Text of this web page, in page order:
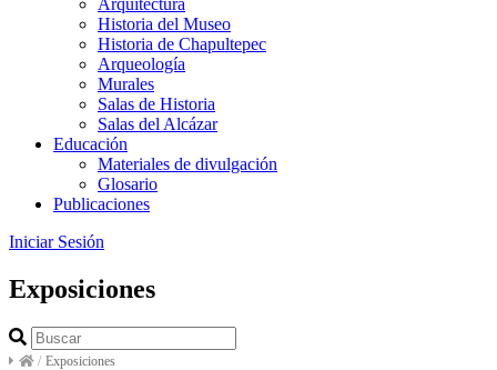
Arquitectura
Historia del Museo
Historia de Chapultepec
Arqueología
Murales
Salas de Historia
Salas del Alcázar
Educación
Materiales de divulgación
Glosario
Publicaciones
Iniciar Sesión
Exposiciones
/ Exposiciones